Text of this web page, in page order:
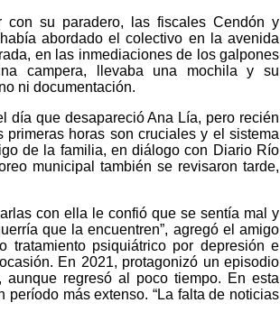
su paradero, las fiscales Cendón y
abordado el colectivo en la avenida
en las inmediaciones de los galpones
campera, llevaba una mochila y su
ni documentación.
día que desapareció Ana Lía, pero recién
horas son cruciales y el sistema
de la familia, en diálogo con Diario Río
municipal también se revisaron tarde,
con ella le confió que se sentía mal y
que la encuentren”, agregó el amigo
tratamiento psiquiátrico por depresión e
En 2021, protagonizó un episodio
regresó al poco tiempo. En esta
más extenso. “La falta de noticias